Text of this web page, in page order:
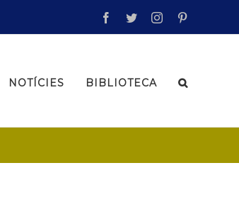
facebook
twitterinstagram
NOTÍCIES BIBLIOTECA